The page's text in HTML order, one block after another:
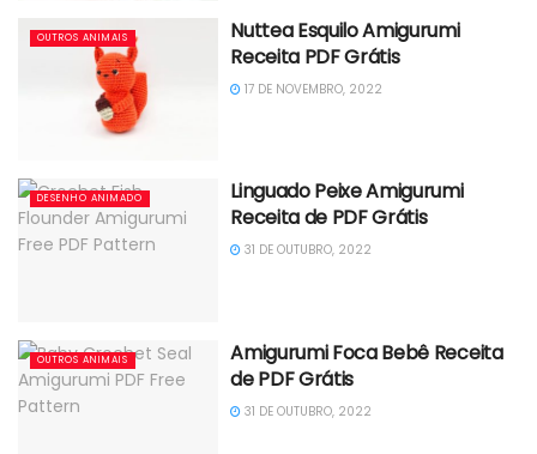
OUTROS ANIMAIS
Nuttea Esquilo Amigurumi
Receita PDF Grátis
17 DE NOVEMBRO, 2022
DESENHO ANIMADO
Linguado Peixe Amigurumi
Receita de PDF Grátis
31 DE OUTUBRO, 2022
OUTROS ANIMAIS
Amigurumi Foca Bebê Receita
de PDF Grátis
31 DE OUTUBRO, 2022